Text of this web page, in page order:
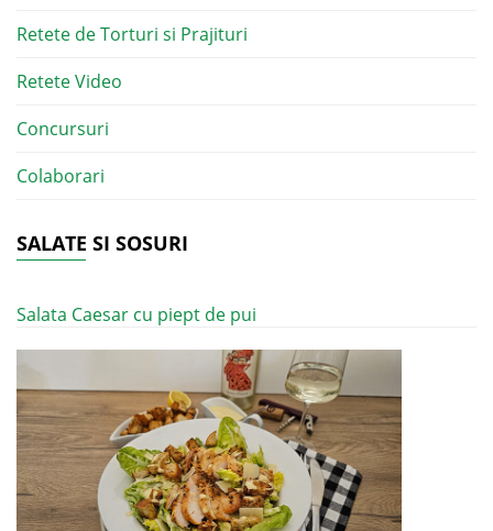
Retete de Torturi si Prajituri
Retete Video
Concursuri
Colaborari
SALATE SI SOSURI
Salata Caesar cu piept de pui